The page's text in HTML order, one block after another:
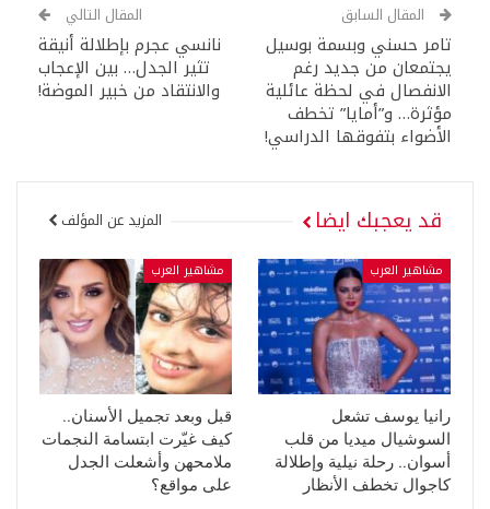
المقال السابق
تامر حسني وبسمة بوسيل
يجتمعان من جديد رغم
الانفصال في لحظة عائلية
مؤثرة… و”أمايا” تخطف
الأضواء بتفوقها الدراسي!
المقال التالي
نانسي عجرم بإطلالة أنيقة
تثير الجدل… بين الإعجاب
والانتقاد من خبير الموضة!
قد يعجبك ايضا المزيد عن المؤلف
مشاهير العرب
رانيا يوسف تشعل
السوشيال ميديا من قلب
أسوان.. رحلة نيلية وإطلالة
كاجوال تخطف الأنظار
مشاهير العرب
قبل وبعد تجميل الأسنان..
كيف غيّرت ابتسامة النجمات
ملامحهن وأشعلت الجدل
على مواقع؟